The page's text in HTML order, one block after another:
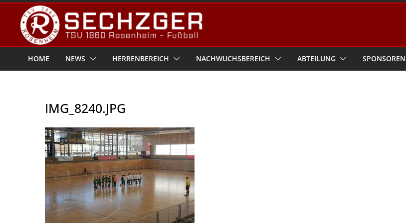
Zum
Inhalt
springen
HOME NEWS HERRENBEREICH NACHWUCHSBEREICH ABTEILUNG SPONSOREN
IMG_8240.JPG